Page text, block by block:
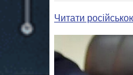
Читати